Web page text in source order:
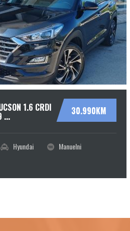
30.990KM
1.6 CRDI
...
Hyundai
Manuelni